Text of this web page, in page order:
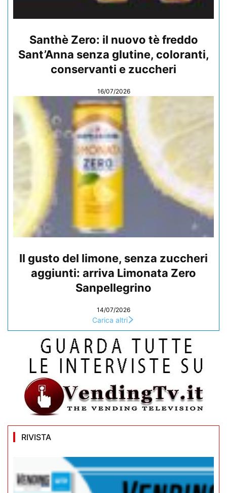
Santhè Zero: il nuovo tè freddo
Sant’Anna senza glutine, coloranti,
conservanti e zuccheri
16/07/2026
Il gusto del limone, senza zuccheri
aggiunti: arriva Limonata Zero
Sanpellegrino
14/07/2026
Carica altri
RIVISTA